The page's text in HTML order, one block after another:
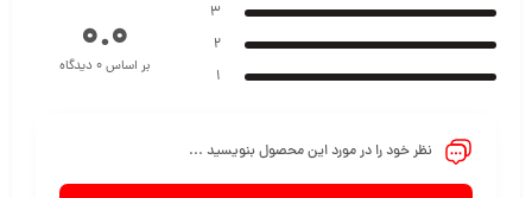
3
2
1
0.0
بر اساس 0 دیدگاه
نظر خود را در مورد این محصول بنویسید ...